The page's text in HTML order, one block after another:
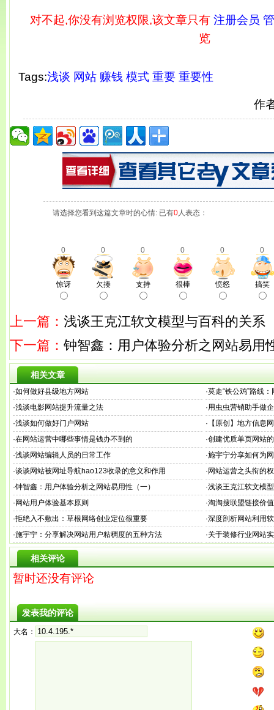
对不起,你没有浏览权限,该文章只有 注册会员
览
Tags:浅谈 网站 赚钱 模式 重要 重要性
作
请选择您看到这篇文章时的心情: 已有0人表态：
0 0 0 0 0 0
惊讶 欠揍 支持 很棒 愤怒 搞笑
上一篇： 浅谈王克江软文模型与百科的关系
下一篇： 钟智鑫：用户体验分析之网站易用
相关文章
·如何做好县级地方网站 ·莫走“铁公鸡”路线
·浅谈电影网站提升流量之法 ·用虫虫营销助手做
·浅谈如何做好门户网站 · 【原创】地方信息
·在网站运营中哪些事情是钱办不到的 ·创建优质单页网站
·浅谈网站编辑人员的日常工作 ·施宇宁分享如何为
·谈谈网站被网址导航hao123收录的意义和作用 · 网站运营之头衔的
·钟智鑫：用户体验分析之网站易用性（一） ·浅谈王克江软文模
· 网站用户体验基本原则 ·淘淘搜联盟链接价
·拒绝入不敷出：草根网络创业定位很重要 ·深度剖析网站利用
·施宇宁：分享解决网站用户粘稠度的五种方法 ·关于装修行业网站
相关评论
暂时还没有评论
发表我的评论
大名：